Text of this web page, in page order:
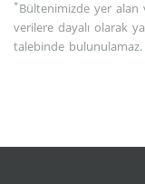
*Bültenimizde yer alan
verilere dayalı olarak
talebinde bulunulamaz.